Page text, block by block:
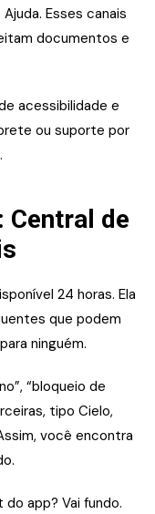
Esses canais
documentos e
acessibilidade e
ou suporte por
Central de
24 horas. Ela
que podem
ninguém.
“bloqueio de
tipo Cielo,
você encontra
app? Vai fundo.